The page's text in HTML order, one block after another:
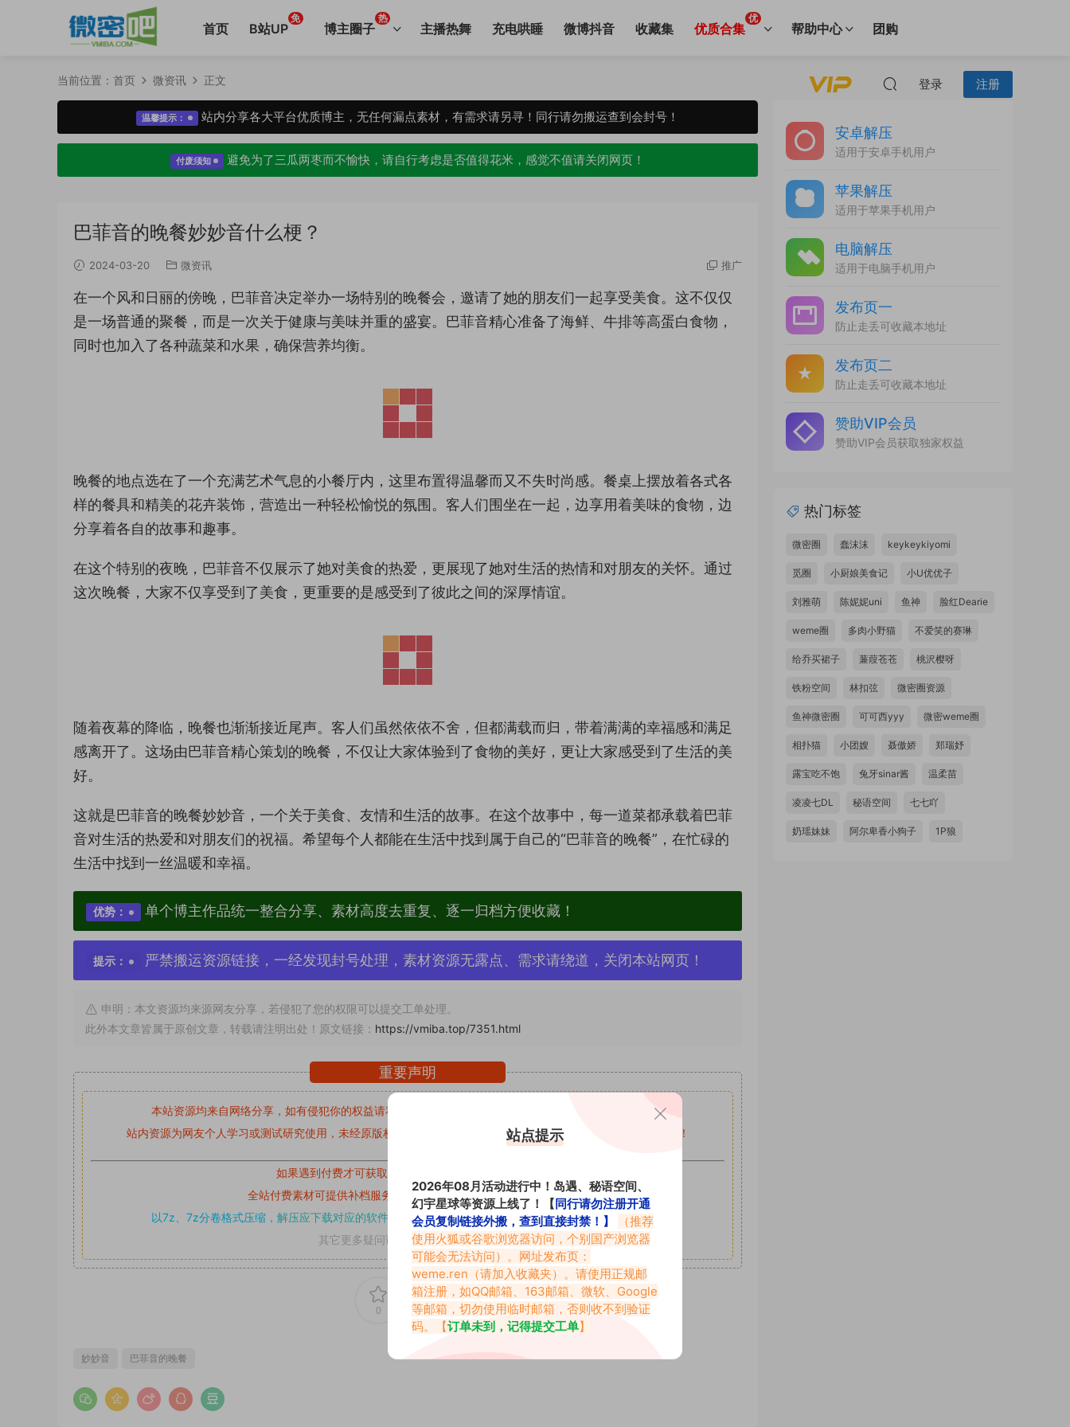
首页 B站UP
免
博主圈子
热
主播热舞 充电哄睡 微博抖音 收藏集 优质合集
优
帮助中心 团购
登录 注册
当前位置： 首页 微资讯 正文
温馨提示： 站内分享各大平台优质博主，无任何漏点素材，有需求请另寻！同行请勿搬运查到会封号！
付废须知 避免为了三瓜两枣而不愉快，请自行考虑是否值得花米，感觉不值请关闭网页！
巴菲音的晚餐妙妙音什么梗？
2024-03-20 微资讯 推广
在一个风和日丽的傍晚，巴菲音决定举办一场特别的晚餐会，邀请了她的朋友们一起享受美食。这不仅仅
是一场普通的聚餐，而是一次关于健康与美味并重的盛宴。巴菲音精心准备了海鲜、牛排等高蛋白食物，
同时也加入了各种蔬菜和水果，确保营养均衡。
晚餐的地点选在了一个充满艺术气息的小餐厅内，这里布置得温馨而又不失时尚感。餐桌上摆放着各式各
样的餐具和精美的花卉装饰，营造出一种轻松愉悦的氛围。客人们围坐在一起，边享用着美味的食物，边
分享着各自的故事和趣事。
在这个特别的夜晚，巴菲音不仅展示了她对美食的热爱，更展现了她对生活的热情和对朋友的关怀。通过
这次晚餐，大家不仅享受到了美食，更重要的是感受到了彼此之间的深厚情谊。
随着夜幕的降临，晚餐也渐渐接近尾声。客人们虽然依依不舍，但都满载而归，带着满满的幸福感和满足
感离开了。这场由巴菲音精心策划的晚餐，不仅让大家体验到了食物的美好，更让大家感受到了生活的美
好。
这就是巴菲音的晚餐妙妙音，一个关于美食、友情和生活的故事。在这个故事中，每一道菜都承载着巴菲
音对生活的热爱和对朋友们的祝福。希望每个人都能在生活中找到属于自己的“巴菲音的晚餐”，在忙碌的
生活中找到一丝温暖和幸福。
优势： 单个博主作品统一整合分享、素材高度去重复、逐一归档方便收藏！
提示： 严禁搬运资源链接，一经发现封号处理，素材资源无露点、需求请绕道，关闭本站网页！
申明：本文资源均来源网友分享，若侵犯了您的权限可以提交工单处理。
此外本文章皆属于原创文章，转载请注明出处！原文链接： https://vmiba.top/7351.html
重要声明
本站资源均来自网络分享，如有侵犯你的权益请私信留言
收到留言后，我们会第一时间进行审核后删除。
站内资源为网友个人学习或测试研究使用，未经原版权作者许可,禁止用于任何商业途径！请在下载24小时内删除！
如果遇到付费才可获取的素材，建议升级
全站付费素材可提供补档服务
均有备份”，素材以主流网盘分享。
以7z、7z分卷格式压缩， 解压应下载对应的软件操作，电脑：7-zip；安卓：zarchiver；苹果：解压专家
其它更多疑问请查看站内帮助中心！
0 0
妙妙音 巴菲音的晚餐
安卓解压
适用于安卓手机用户
苹果解压
适用于苹果手机用户
电脑解压
适用于电脑手机用户
发布页一
防止走丢可收藏本地址
发布页二
防止走丢可收藏本地址
赞助VIP会员
赞助VIP会员获取独家权益
热门标签
微密圈 蠢沫沫 keykeykiyomi
觅圈 小厨娘美食记 小U优优子
刘雅萌 陈妮妮uni 鱼神 脸红Dearie
weme圈 多肉小野猫 不爱笑的赛琳
给乔买裙子 蒹葭苍苍 桃沢樱呀
铁粉空间 林扣弦 微密圈资源
鱼神微密圈 可可西yyy 微密weme圈
相扑猫 小团嫂 聂傲娇 郑瑞妤
露宝吃不饱 兔牙sinar酱 温柔苗
凌凌七DL 秘语空间 七七吖
奶瑶妹妹 阿尔卑香小狗子 1P狼
站点提示
2026年08月活动进行中！岛遇、秘语空间、
幻宇星球等资源上线了！【同行请勿注册开通
会员复制链接外搬，查到直接封禁！】
（推荐
使用火狐或谷歌浏览器访问，个别国产浏览器
可能会无法访问）。网址发布页：
weme.ren （请加入收藏夹）。请使用正规邮
箱注册，如QQ邮箱、163邮箱、微软、Google
等邮箱，切勿使用临时邮箱，否则收不到验证
码。【订单未到，记得提交工单】